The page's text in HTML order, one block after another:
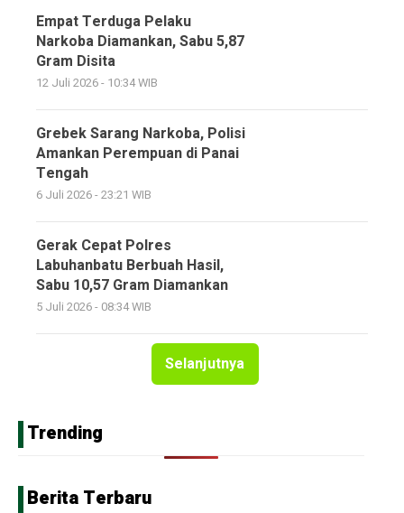
Empat Terduga Pelaku
Narkoba Diamankan, Sabu 5,87
Gram Disita
12 Juli 2026 - 10:34 WIB
Grebek Sarang Narkoba, Polisi
Amankan Perempuan di Panai
Tengah
6 Juli 2026 - 23:21 WIB
Gerak Cepat Polres
Labuhanbatu Berbuah Hasil,
Sabu 10,57 Gram Diamankan
5 Juli 2026 - 08:34 WIB
Selanjutnya
Trending
Berita Terbaru